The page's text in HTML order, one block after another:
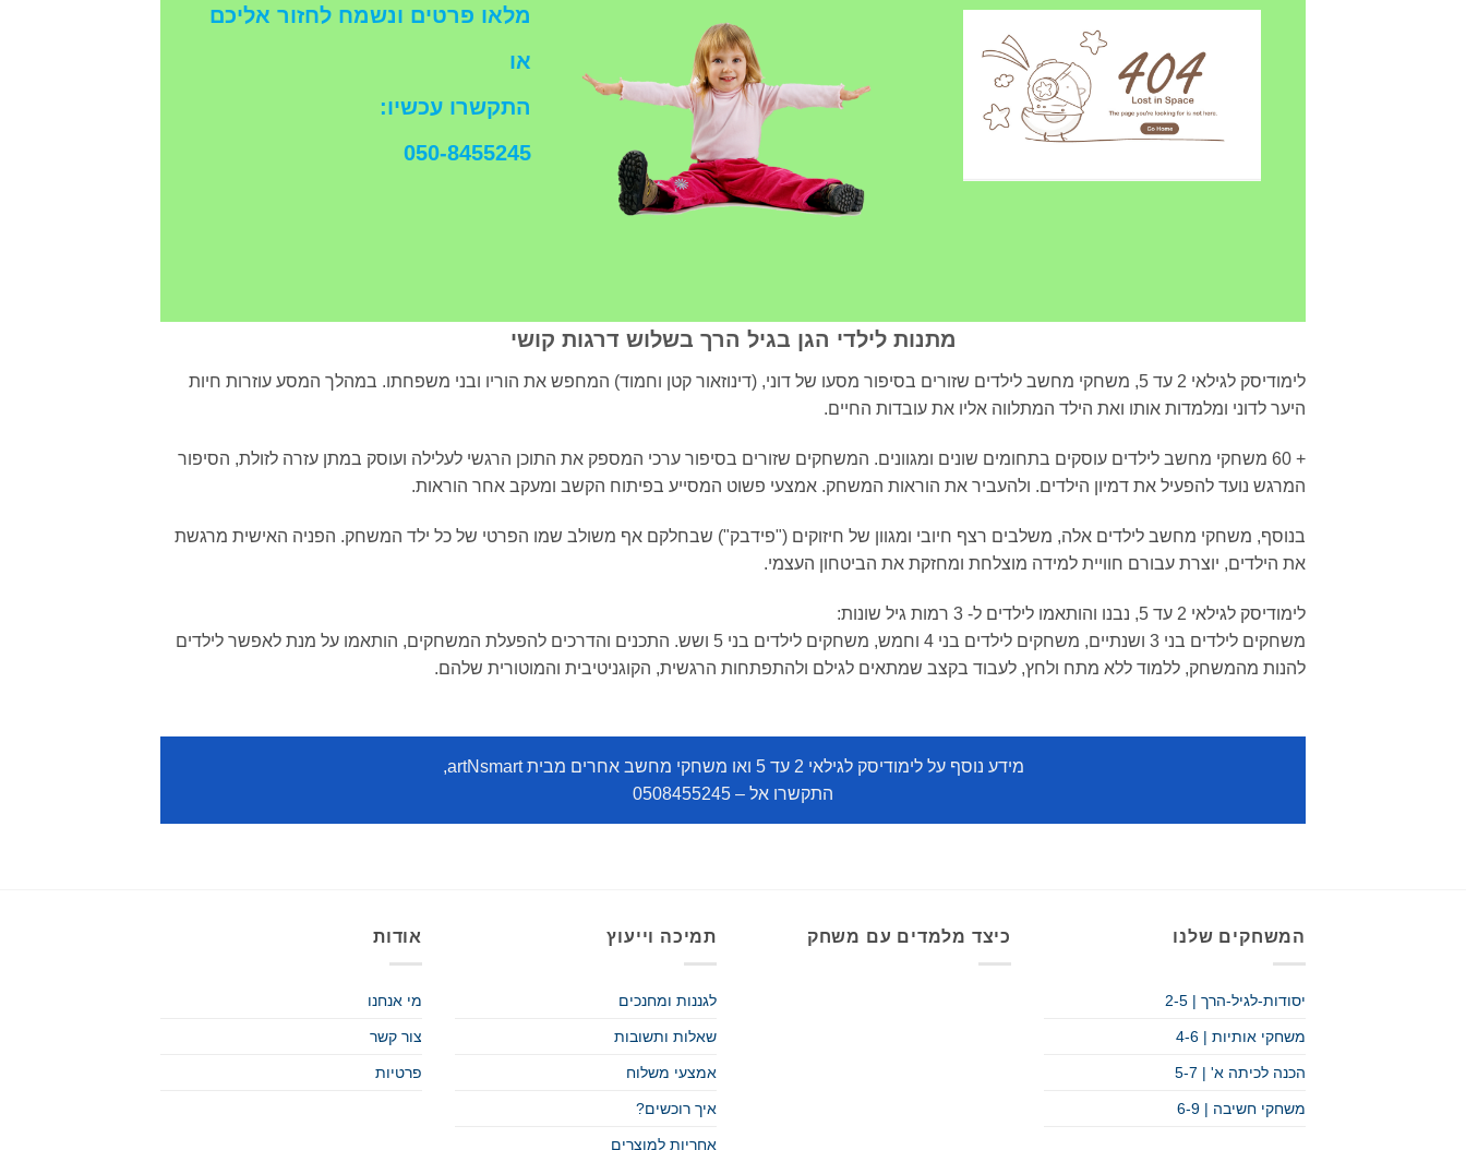
מלאו פרטים ונשמח לחזור אליכם
או
התקשרו עכשיו:
050-8455245
מתנות לילדי הגן בגיל הרך בשלוש דרגות קושי
לימודיסק לגילאי 2 עד 5, משחקי מחשב לילדים שזורים בסיפור מסעו של דוני, (דינוזאור קטן וחמוד) המחפש את הוריו ובני משפחתו. במהלך המסע עוזרות חיות
היער לדוני ומלמדות אותו ואת הילד המתלווה אליו את עובדות החיים.
+ 60 משחקי מחשב לילדים עוסקים בתחומים שונים ומגוונים. המשחקים שזורים בסיפור ערכי המספק את התוכן הרגשי לעלילה ועוסק במתן עזרה לזולת, הסיפור
המרגש נועד להפעיל את דמיון הילדים. ולהעביר את הוראות המשחק. אמצעי פשוט המסייע בפיתוח הקשב ומעקב אחר הוראות.
בנוסף, משחקי מחשב לילדים אלה, משלבים רצף חיובי ומגוון של חיזוקים ("פידבק") שבחלקם אף משולב שמו הפרטי של כל ילד המשחק. הפניה האישית מרגשת
את הילדים, יוצרת עבורם חוויית למידה מוצלחת ומחזקת את הביטחון העצמי.
לימודיסק לגילאי 2 עד 5, נבנו והותאמו לילדים ל- 3 רמות גיל שונות:
משחקים לילדים בני 3 ושנתיים, משחקים לילדים בני 4 וחמש, משחקים לילדים בני 5 ושש. התכנים והדרכים להפעלת המשחקים, הותאמו על מנת לאפשר לילדים
להנות מהמשחק, ללמוד ללא מתח ולחץ, לעבוד בקצב שמתאים לגילם ולהתפתחות הרגשית, הקוגניטיבית והמוטורית שלהם.
מידע נוסף על לימודיסק לגילאי 2 עד 5 ואו משחקי מחשב אחרים מבית artNsmart
,
התקשרו אל – 0508455245
המשחקים שלנו
יסודות-לגיל-הרך | 2-5
משחקי אותיות | 4-6
הכנה לכיתה א' | 5-7
משחקי חשיבה | 6-9
כיצד מלמדים עם משחק תמיכה וייעוץ
לגננות ומחנכים
שאלות ותשובות
אמצעי משלוח
איך רוכשים?
אחריות למוצרים
אודות
מי אנחנו
צור קשר
פרטיות